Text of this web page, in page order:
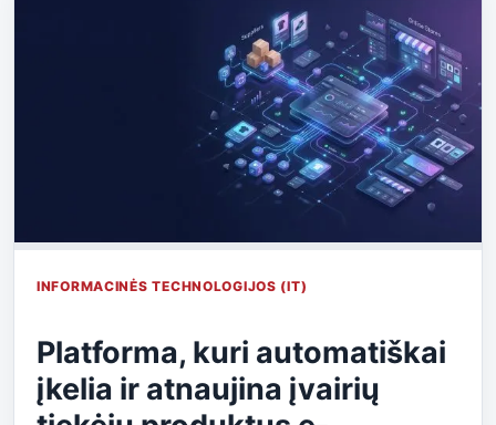
INFORMACINĖS TECHNOLOGIJOS (IT)
Platforma, kuri automatiškai
įkelia ir atnaujina įvairių